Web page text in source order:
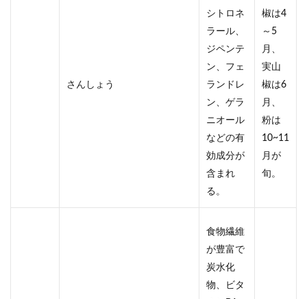
さんしょう
シトロネ
ラール、
ジペンテ
ン、フェ
ランドレ
ン、ゲラ
ニオール
などの有
効成分が
含まれ
る。
椒は4
～5
月、
実山
椒は6
月、
粉は
10~11
月が
旬。
食物繊維
が豊富で
炭水化
物、ビタ